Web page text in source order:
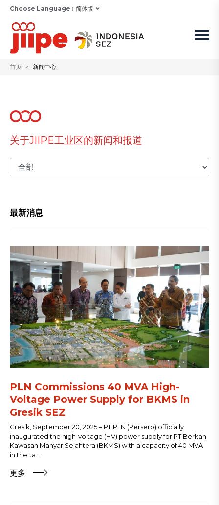
Choose Language : 简体版
首页 新闻中心
关于JIIPE工业区的新闻和报道
最新消息
PLN Commissions 40 MVA High-
Voltage Power Supply for BKMS in
Gresik SEZ
Gresik, September 20, 2025 – PT PLN (Persero) officially
inaugurated the high-voltage (HV) power supply for PT Berkah
Kawasan Manyar Sejahtera (BKMS) with a capacity of 40 MVA
in the Ja...
更多